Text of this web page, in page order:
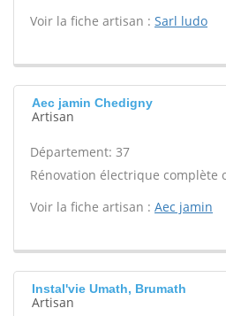
Voir la fiche artisan : Sarl ludo
Aec jamin Chedigny
Artisan
Département: 37
Rénovation électrique complète
Voir la fiche artisan : Aec jamin
Instal'vie Umath, Brumath
Artisan